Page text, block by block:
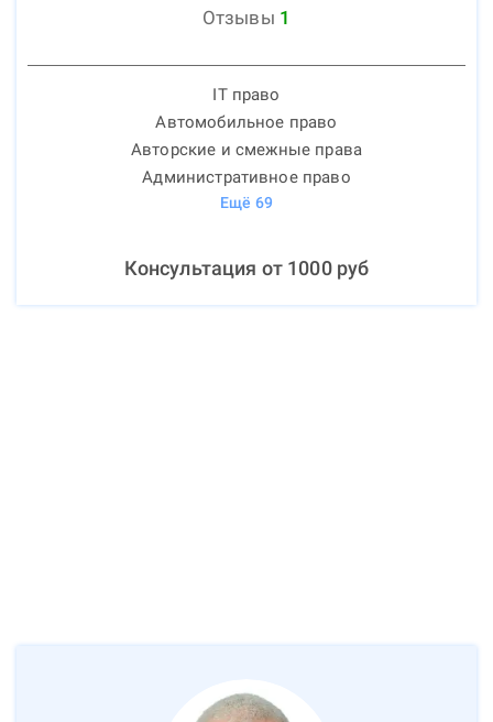
Отзывы 1
IT право
Автомобильное право
Авторские и смежные права
Административное право
Ещё 69
Консультация от 1000руб